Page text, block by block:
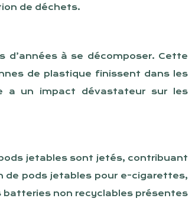
de déchets.
à se décomposer. Cette
de plastique finissent dans les
a un impact dévastateur sur les
jetables sont jetés, contribuant
de pods jetables pour e-cigarettes,
batteries non recyclables présentes